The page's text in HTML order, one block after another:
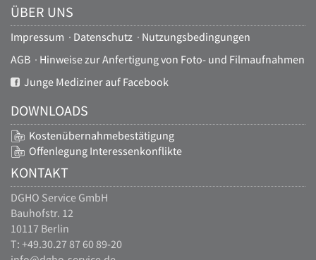
ÜBER UNS
Impressum · Datenschutz · Nutzungsbedingungen
AGB · Hinweise zur Anfertigung von Foto- und Filmaufnahmen
Junge Mediziner auf Facebook
DOWNLOADS
Kostenübernahmebestätigung
Offenlegung Interessenkonflikte
KONTAKT
DGHO Service GmbH
Bauhofstr. 12
10117 Berlin
T: +49.30.27 87 60 89-20